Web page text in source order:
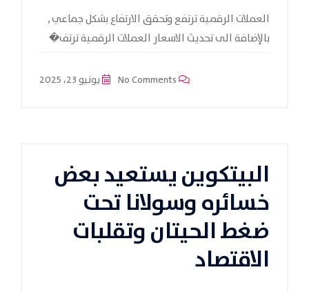
العملات الرقمية ترتفع وتحقق الارتفاع بشكل جماعي ,
بالإضافة الى تحديث الاسعار العملات الرقمية ترتف�
يونيو 23، 2025
البيتكوين يستعيد بعض
خسائره وسولانا تحت
ضغط الحيتان وتقلبات
الاقتصاد